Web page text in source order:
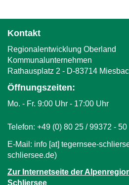
Kontakt
Regionalentwicklung Oberland
Kommunalunternehmen
Rathausplatz 2 - D-83714
Öffnungszeiten:
Mo. - Fr. 9:00 Uhr - 17:00 Uhr
Telefon: +49 (0) 80 25 / 99372 - 50
E-Mail: info [at] tegernsee-
schliersee.de)
Zur Internetseite der
Schliersee